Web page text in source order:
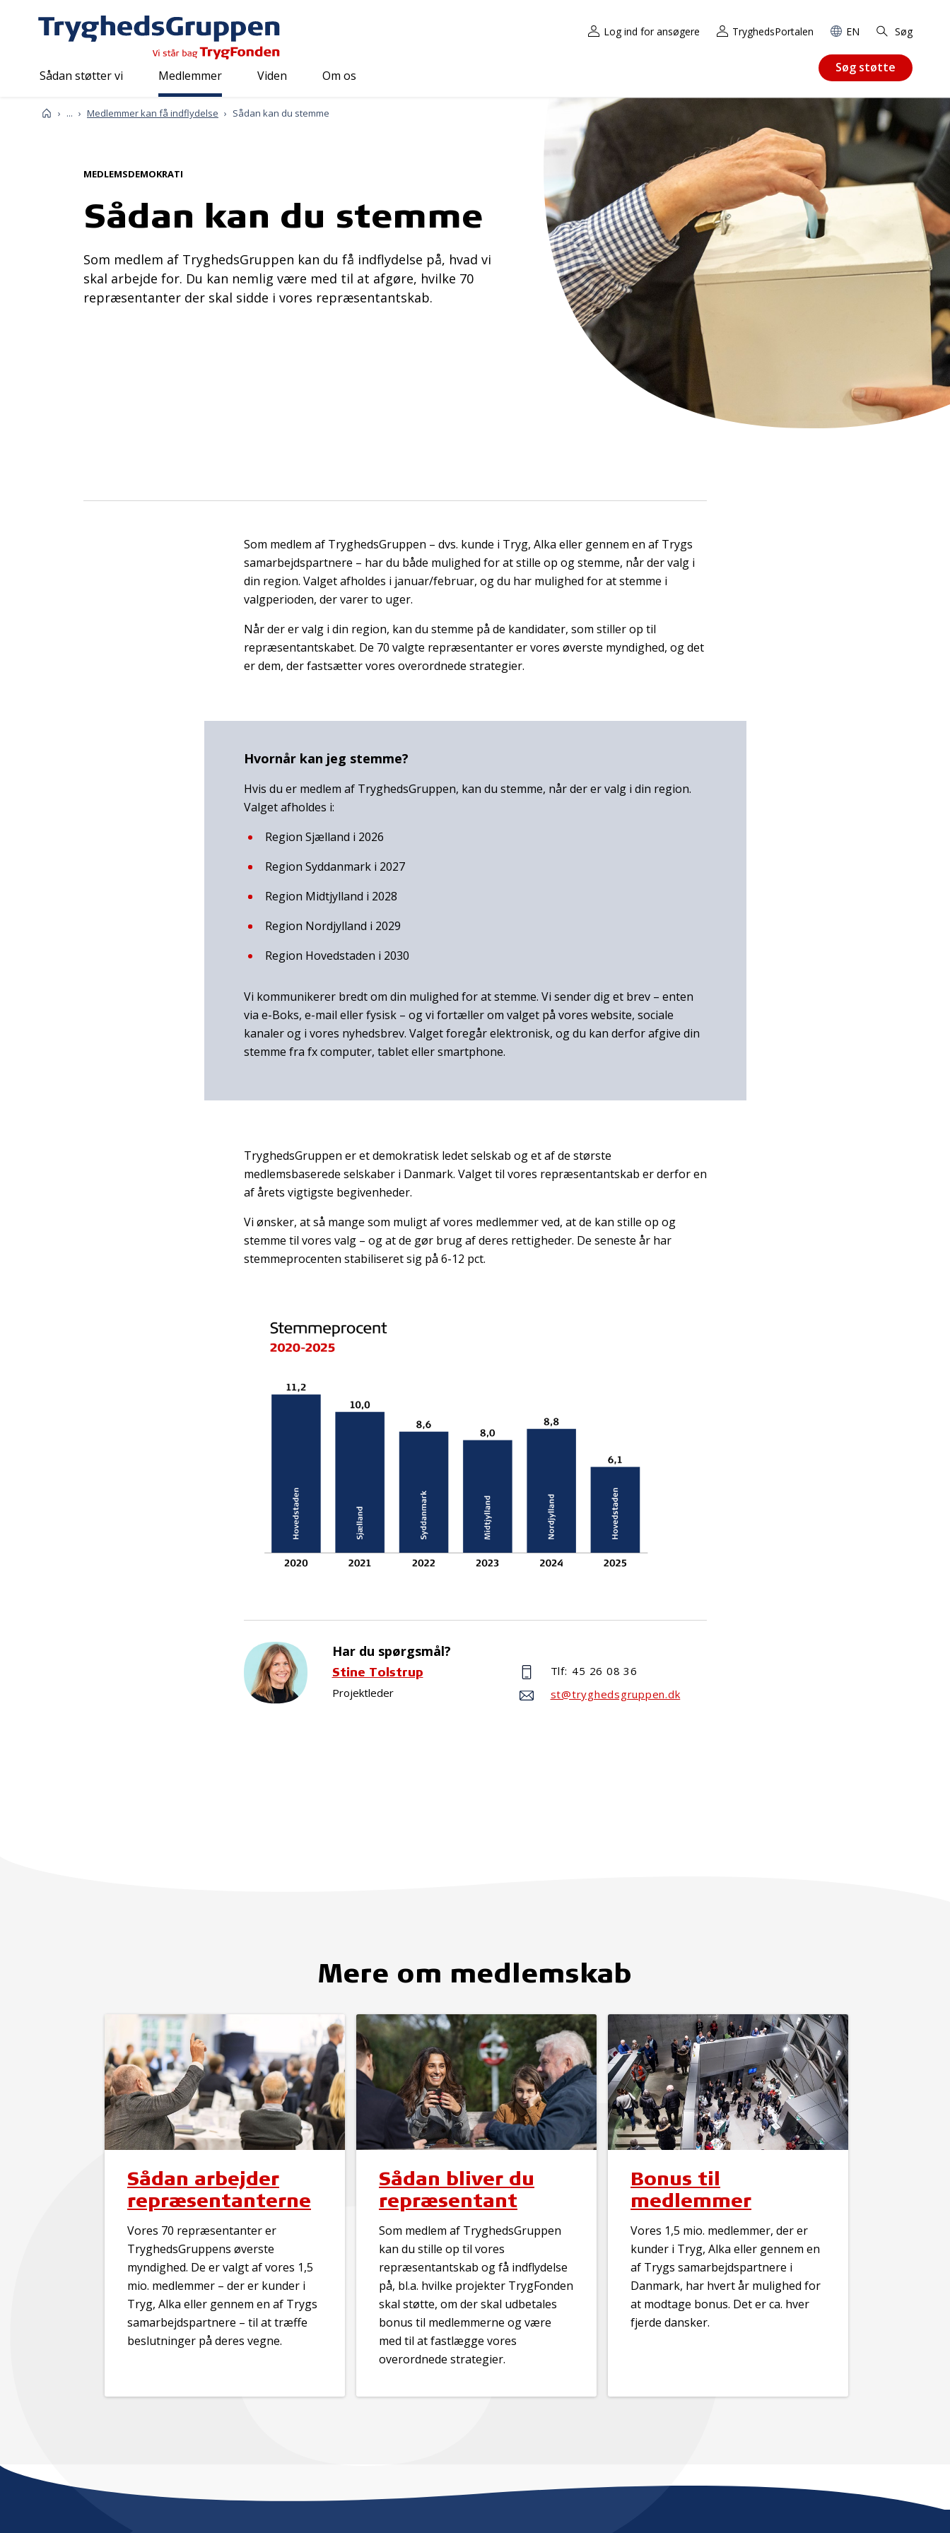
Log ind for ansøgere TryghedsPortalen EN Søg
Sådan støtter vi Medlemmer Viden Om os
Søg støtte
Forside
...
MedlemmerMedlemmer kan få indflydelse Sådan kan du stemme
MEDLEMSDEMOKRATI
Sådan kan du stemme
Som medlem af TryghedsGruppen kan du få indflydelse på, hvad vi
skal arbejde for. Du kan nemlig være med til at afgøre, hvilke 70
repræsentanter der skal sidde i vores repræsentantskab.
Som medlem af TryghedsGruppen – dvs. kunde i Tryg, Alka eller gennem en af Trygs
samarbejdspartnere – har du både mulighed for at stille op og stemme, når der valg i
din region. Valget afholdes i januar/februar, og du har mulighed for at stemme i
valgperioden, der varer to uger.
Når der er valg i din region, kan du stemme på de kandidater, som stiller op til
repræsentantskabet. De 70 valgte repræsentanter er vores øverste myndighed, og det
er dem, der fastsætter vores overordnede strategier.
Hvornår kan jeg stemme?
Hvis du er medlem af TryghedsGruppen, kan du stemme, når der er valg i din region.
Valget afholdes i:
Region Sjælland i 2026
Region Syddanmark i 2027
Region Midtjylland i 2028
Region Nordjylland i 2029
Region Hovedstaden i 2030
Vi kommunikerer bredt om din mulighed for at stemme. Vi sender dig et brev – enten
via e-Boks, e-mail eller fysisk – og vi fortæller om valget på vores website, sociale
kanaler og i vores nyhedsbrev. Valget foregår elektronisk, og du kan derfor afgive din
stemme fra fx computer, tablet eller smartphone.
TryghedsGruppen er et demokratisk ledet selskab og et af de største
medlemsbaserede selskaber i Danmark. Valget til vores repræsentantskab er derfor en
af årets vigtigste begivenheder.
Vi ønsker, at så mange som muligt af vores medlemmer ved, at de kan stille op og
stemme til vores valg – og at de gør brug af deres rettigheder. De seneste år har
stemmeprocenten stabiliseret sig på 6-12 pct.
Har du spørgsmål?
Stine Tolstrup
Projektleder
Tlf: 45 26 08 36
st@tryghedsgruppen.dk
Mere om medlemskab
Sådan arbejder
repræsentanterne
Vores 70 repræsentanter er
TryghedsGruppens øverste
myndighed. De er valgt af vores 1,5
mio. medlemmer – der er kunder i
Tryg, Alka eller gennem en af Trygs
samarbejdspartnere – til at træffe
beslutninger på deres vegne.
Sådan bliver du
repræsentant
Som medlem af TryghedsGruppen
kan du stille op til vores
repræsentantskab og få indflydelse
på, bl.a. hvilke projekter TrygFonden
skal støtte, om der skal udbetales
bonus til medlemmerne og være
med til at fastlægge vores
overordnede strategier.
Bonus til
medlemmer
Vores 1,5 mio. medlemmer, der er
kunder i Tryg, Alka eller gennem en
af Trygs samarbejdspartnere i
Danmark, har hvert år mulighed for
at modtage bonus. Det er ca. hver
fjerde dansker.